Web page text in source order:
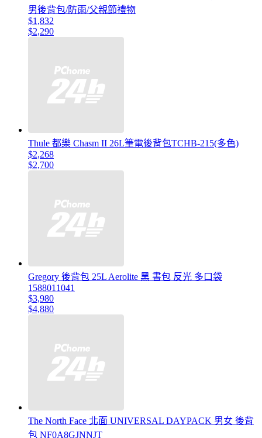
男後背包/防雨/父親節禮物
$1,832
$2,290
Thule 都樂 Chasm II 26L筆電後背包TCHB-215(多色)
$2,268
$2,700
Gregory 後背包 25L Aerolite 黑 書包 反光 多口袋
1588011041
$3,980
$4,880
The North Face 北面 UNIVERSAL DAYPACK 男女 後背
包 NF0A8GJNNJT